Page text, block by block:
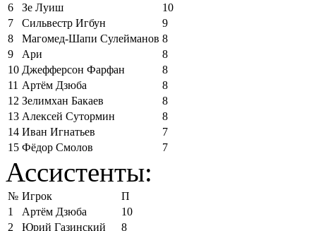
6
Зе Луиш
10
7
Сильвестр Игбун
9
8
Магомед-Шапи Сулейманов 8
9
Ари
8
10 Джефферсон Фарфан
8
11 Артём Дзюба
8
12 Зелимхан Бакаев
8
13 Алексей Сутормин
8
14 Иван Игнатьев
7
15 Фёдор Смолов 7
Ассистенты:
№ Игрок
П
1
Артём Дзюба
10
2
Юрий Газинский 8